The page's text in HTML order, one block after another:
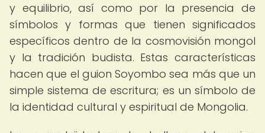
y equilibrio, así como por la presencia de
símbolos y formas que tienen significados
específicos dentro de la cosmovisión mongol
y la tradición budista. Estas características
hacen que el guion Soyombo sea más que un
simple sistema de escritura; es un símbolo de
la identidad cultural y espiritual de Mongolia.